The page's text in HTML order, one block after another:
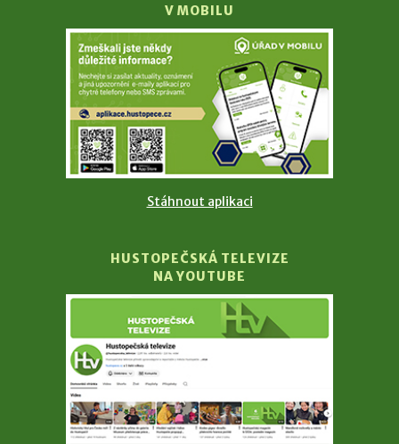
V MOBILU
Stáhnout aplikaci
HUSTOPEČSKÁ TELEVIZE
NA YOUTUBE